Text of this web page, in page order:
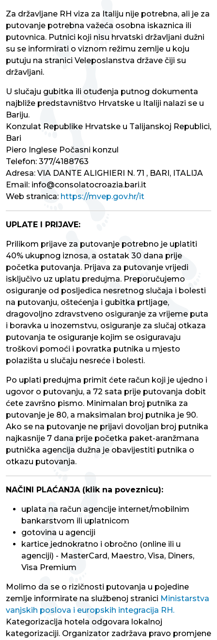
Za državljane RH viza za Italiju nije potrebna, ali je za
putovanje potrebna važeća osobna iskaznica ili
putovnica. Putnici koji nisu hrvatski državljani dužni
su se informirati o viznom režimu zemlje u koju
putuju na stranici Veleposlanstva države čiji su
državljani.
U slučaju gubitka ili otuđenja putnog dokumenta
najbliže predstavništvo Hrvatske u Italiji nalazi se u
Bariju.
Konzulat Republike Hrvatske u Talijanskoj Republici,
Bari
Piero Inglese Počasni konzul
Telefon: 377/4188763
Adresa: VIA DANTE ALIGHIERI N. 71 , BARI, ITALIJA
Email: info@consolatocroazia.bari.it
Web stranica: https://mvep.gov.hr/it
UPLATE I PRIJAVE:
Prilikom prijave za putovanje potrebno je uplatiti
40% ukupnog iznosa, a ostatak 30 dana prije
početka putovanja. Prijava za putovanje vrijedi
isključivo uz uplatu predujma. Preporučujemo
osiguranje od posljedica nesretnog slučaja i bolesti
na putovanju, oštećenja i gubitka prtljage,
dragovoljno zdravstveno osiguranje za vrijeme puta
i boravka u inozemstvu, osiguranje za slučaj otkaza
putovanja te osiguranje kojim se osiguravaju
troškovi pomoći i povratka putnika u mjesto
polazišta u slučaju nesreće i bolesti.
Po uplati predujma primit ćete račun koji je ujedno i
ugovor o putovanju, a 72 sata prije putovanja dobit
ćete završno pismo. Minimalan broj putnika za
putovanje je 80, a maksimalan broj putnika je 90.
Ako se na putovanje ne prijavi dovoljan broj putnika
najkasnije 7 dana prije početka paket-aranžmana
putnička agencija dužna je obavijestiti putnika o
otkazu putovanja.
NAČINI PLAĆANJA (klik na poveznicu):
uplata na račun agencije internet/mobilnim
bankarstvom ili uplatnicom
gotovina u agenciji
kartice jednokratno i obročno (online ili u
agenciji) - MasterCard, Maestro, Visa, Diners,
Visa Premium
Molimo da se o rizičnosti putovanja u pojedine
zemlje informirate na službenoj stranici Ministarstva
vanjskih poslova i europskih integracija RH.
Kategorizacija hotela odgovara lokalnoj
kategorizaciji. Organizator zadržava pravo promjene